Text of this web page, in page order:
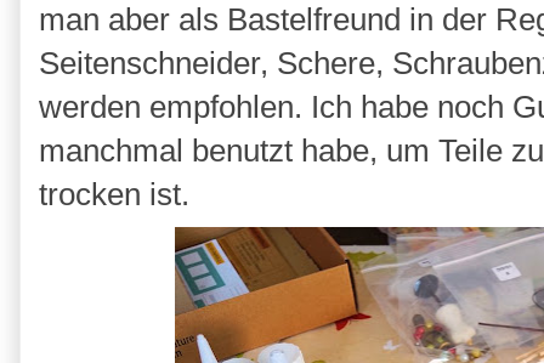
man aber als Bastelfreund in der
Seitenschneider, Schere,
werden empfohlen. Ich habe noch
manchmal benutzt habe, um Teile
trocken ist.